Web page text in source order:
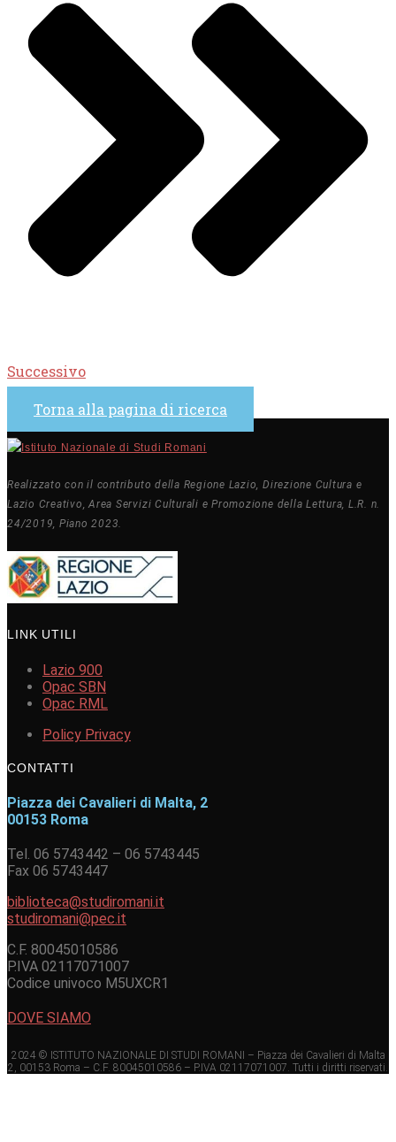
Successivo
Torna alla pagina di ricerca
Realizzato con il contributo della Regione Lazio, Direzione Cultura e
Lazio Creativo, Area Servizi Culturali e Promozione della Lettura, L.R. n.
24/2019, Piano 2023.
LINK UTILI
Lazio 900
Opac SBN
Opac RML
Policy Privacy
CONTATTI
Piazza dei Cavalieri di Malta, 2
00153 Roma
Tel. 06 5743442 – 06 5743445
Fax 06 5743447
biblioteca@studiromani.it
studiromani@pec.it
C.F. 80045010586
P.IVA 02117071007
Codice univoco M5UXCR1
DOVE SIAMO
2024 © ISTITUTO NAZIONALE DI STUDI ROMANI – Piazza dei Cavalieri di Malta
2, 00153 Roma – C.F. 80045010586 – P.IVA 02117071007. Tutti i diritti riservati.